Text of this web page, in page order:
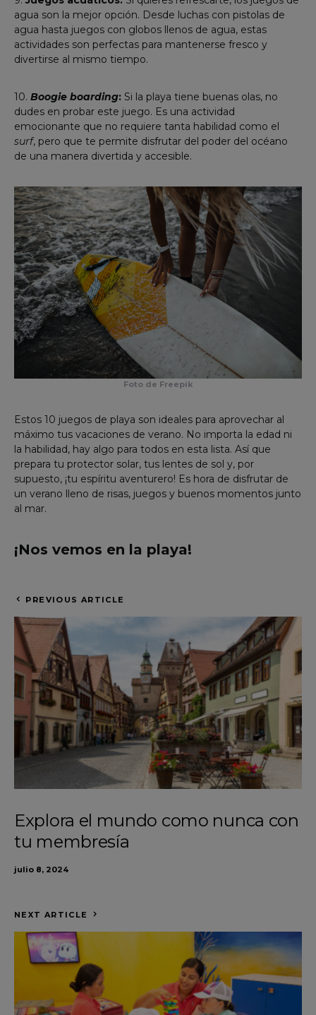
agua son la mejor opción. Desde luchas con pistolas de
agua hasta juegos con globos llenos de agua, estas
actividades son perfectas para mantenerse fresco y
divertirse al mismo tiempo.
10. Boogie boarding: Si la playa tiene buenas olas, no
dudes en probar este juego. Es una actividad
emocionante que no requiere tanta habilidad como el
surf, pero que te permite disfrutar del poder del océano
de una manera divertida y accesible.
Foto de Freepik
Estos 10 juegos de playa son ideales para aprovechar al
máximo tus vacaciones de verano. No importa la edad ni
la habilidad, hay algo para todos en esta lista. Así que
prepara tu protector solar, tus lentes de sol y, por
supuesto, ¡tu espíritu aventurero! Es hora de disfrutar de
un verano lleno de risas, juegos y buenos momentos junto
al mar.
¡Nos vemos en la playa!
PREVIOUS ARTICLE
Explora el mundo como nunca con
tu membresía
julio 8, 2024
NEXT ARTICLE